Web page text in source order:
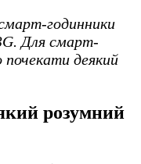
годинники
Для смарт-
почекати деякий
розумний